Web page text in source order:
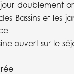
doublement
Bassins et les
ouvert sur le